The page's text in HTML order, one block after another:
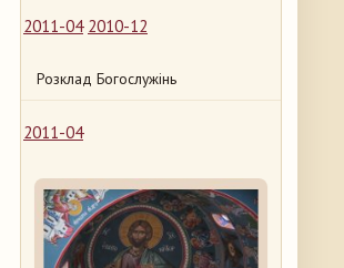
2011-04 2010-12
Розклад Богослужінь
2011-04